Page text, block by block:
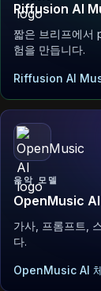
Riffusion AI
짧은 브리프에서
험을 만듭니다.
Riffusion AI
음악 모델
OpenMusic AI
가사, 프롬프트,
다.
OpenMusic AI